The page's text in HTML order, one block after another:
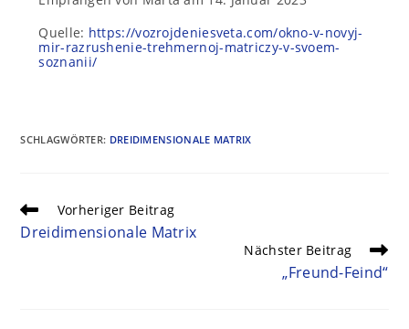
Quelle: https://vozrojdeniesveta.com/okno-v-novyj-
mir-razrushenie-trehmernoj-matriczy-v-svoem-
soznanii/
SCHLAGWÖRTER: DREIDIMENSIONALE MATRIX
Vorheriger Beitrag
Dreidimensionale Matrix
Nächster Beitrag
„Freund-Feind“